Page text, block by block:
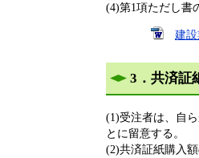
(4)第1項ただし書
建
3．共済証
(1)受注者は、自
とに留意する。
(2)共済証紙購入